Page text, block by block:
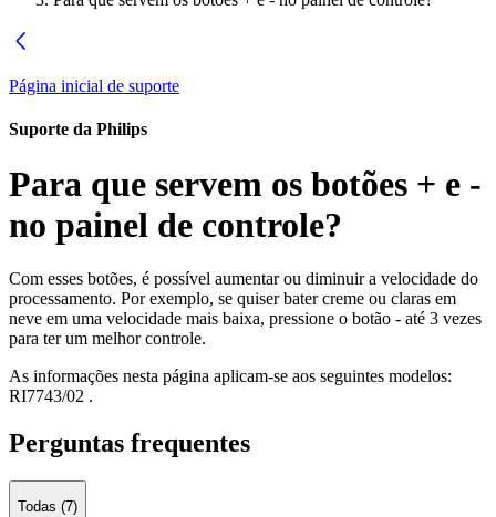
Página inicial de suporte
Suporte da Philips
Para que servem os botões + e -
no painel de controle?
Com esses botões, é possível aumentar ou diminuir a velocidade do
processamento. Por exemplo, se quiser bater creme ou claras em
neve em uma velocidade mais baixa, pressione o botão - até 3 vezes
para ter um melhor controle.
As informações nesta página aplicam-se aos seguintes modelos:
RI7743/02 .
Perguntas frequentes
Todas (7)